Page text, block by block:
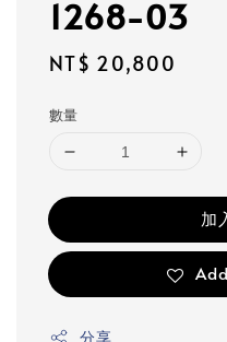
1268-03
Regular
NT$ 20,800
數量
加
分享